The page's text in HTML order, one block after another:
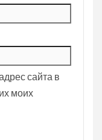
сайта в
моих